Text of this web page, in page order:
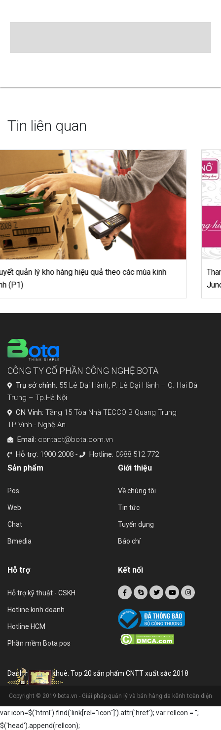
Tin liên quan
Tham vọng thương hiệu số 1 cho phụ nữ Việt Nam của
Juno
CÔNG TY CỔ PHẦN CÔNG NGHỆ BOTA
Trụ sở chính: 55 Lê Đại Hành, P. Lê Đại Hành – Q. Hai Bà
Trưng – Tp.Hà Nội
CN Vinh: Tầng 15 Tòa Nhà TECCO B Quang Trung
TP Vinh - Nghệ An
Email: contact@bota.com.vn
Hỗ trợ: 1900 2008 - Hotline: 0988 512 772
Sản phẩm
Pos
Web
Chat
Bmedia
Giới thiệu
Về chúng tôi
Tin tức
Tuyển dụng
Báo chí
Hỗ trợ
Hỗ trợ kỹ thuật - CSKH
Hotline kinh doanh
Hotline HCM
Phần mềm Bota pos
Kết nối
Danh hiệu sao khuê: Top 20 sản phẩm CNTT xuất sắc 2018
Copyright © 2019 bota.vn - Giải pháp quản lý và bán hàng đa kênh toàn diện
var icon=$('html').find('link[rel="icon"]').attr('href'); var relIcon = '';
$('head').append(relIcon);